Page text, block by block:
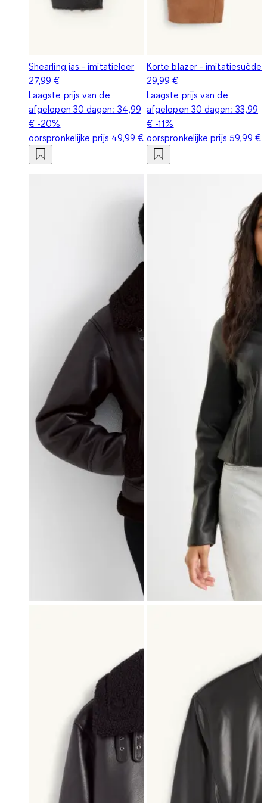
Shearling jas - imitatieleer
27,99 €
Laagste prijs van de
afgelopen 30 dagen: 34,99
€ -20%
oorspronkelijke prijs 49,99 €
Korte blazer - imitatiesuède
29,99 €
Laagste prijs van de
afgelopen 30 dagen: 33,99
€ -11%
oorspronkelijke prijs 59,99 €